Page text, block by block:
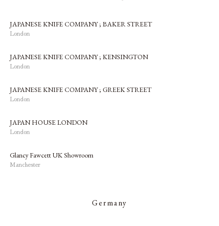
JAPANESE KNIFE COMPANY ; BAKER STREET
London
JAPANESE KNIFE COMPANY ; KENSINGTON
London
JAPANESE KNIFE COMPANY ; GREEK STREET
London
JAPAN HOUSE LONDON
London
Glancy Fawcett UK Showroom
Manchester
Germany